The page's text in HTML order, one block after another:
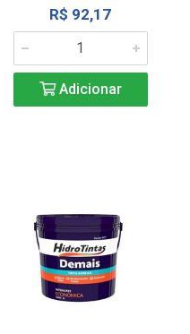
R$ 92,17
Adicionar